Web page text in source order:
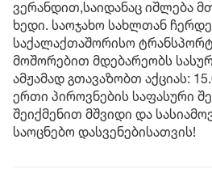
ვერანდით,საიდანაც იშლება
ხედი. საოჯახო სახლთან
საქალაქთაშორისო
მოშორებით მდებარეობს
ამჟამად გთავაზობთ აქციას:
ერთი პიროვნების საფასური
შეიქმენით მშვიდი და
საოცნებო დასვენებისათვის!